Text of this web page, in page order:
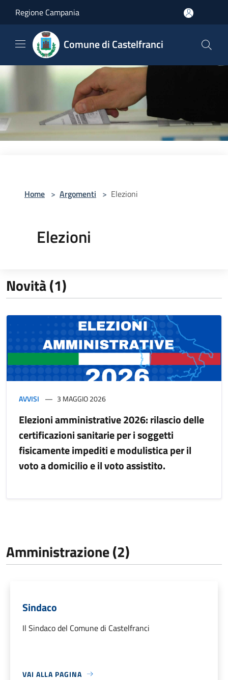
Regione Campania
Comune di Castelfranci
Home > Argomenti > Elezioni
Elezioni
Novità (1)
AVVISI 3 MAGGIO 2026
Elezioni amministrative 2026: rilascio delle
certificazioni sanitarie per i soggetti
fisicamente impediti e modulistica per il
voto a domicilio e il voto assistito.
Amministrazione (2)
Sindaco
Il Sindaco del Comune di Castelfranci
VAI ALLA PAGINA